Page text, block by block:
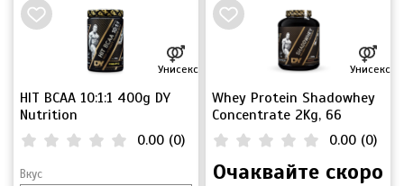
HIT BCAA 10:1:1 400g DY
Nutrition
Унисекс
0.00 (0)
Вкус
Whey Protein Shadowhey
Concentrate 2Kg, 66
Servings
Унисекс
0.00 (0)
Очаквайте скоро